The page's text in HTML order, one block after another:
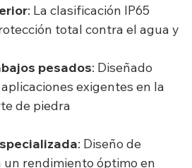
: La clasificación IP65
total contra el agua y
pesados: Diseñado
exigentes en la
de piedra
: Diseño de
un rendimiento óptimo en